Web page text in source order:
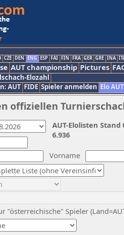
CZE DEN ENG ESP FAI FIN FRA GER GRE INA
AUT championship Pictures
Elozahl
AUT FIDE Spieler anmelden Elo AUT
offiziellen
Vorname
"österreichische" Spieler
AUT-Elolisten
6.936